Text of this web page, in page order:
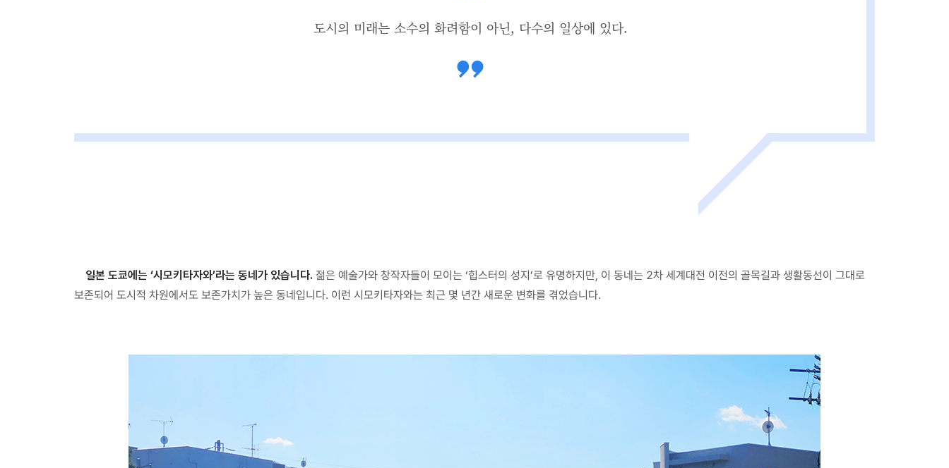
도시의 미래는 소수의 화려함이 아닌, 다수의 일상에 있다.
일본 도쿄에는 ‘시모키타자와’라는 동네가 있습니다. 젊은 예술가와 창작자들이 모이는 ‘힙스터의 성지’로 유명하지만, 이 동네는 2차 세계대전 이전의 골목길과 생활동선이 그대로
보존되어 도시적 차원에서도 보존가치가 높은 동네입니다. 이런 시모키타자와는 최근 몇 년간 새로운 변화를 겪었습니다.